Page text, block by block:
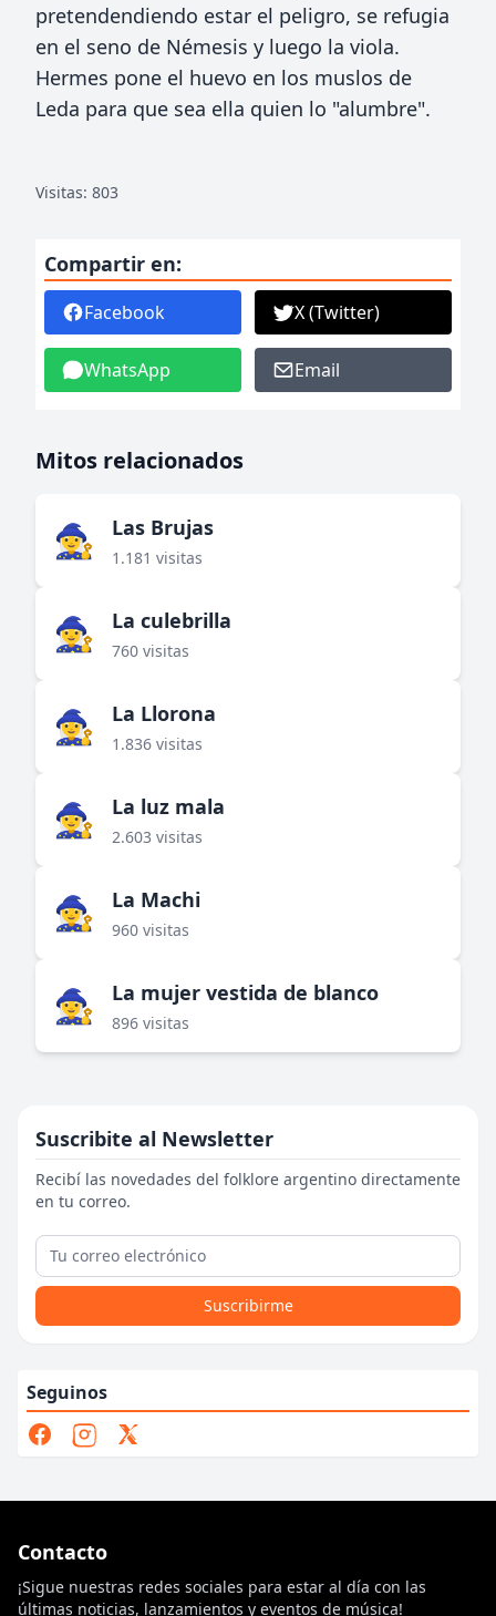
pretendendiendo estar el peligro, se refugia
en el seno de Némesis y luego la viola.
Hermes pone el huevo en los muslos de
Leda para que sea ella quien lo "alumbre".
Visitas: 803
Compartir en:
Facebook X (Twitter)
WhatsApp Email
Mitos relacionados
🧙‍♀️ Las Brujas
1.181 visitas
🧙‍♀️ La culebrilla
760 visitas
🧙‍♀️ La Llorona
1.836 visitas
🧙‍♀️ La luz mala
2.603 visitas
🧙‍♀️ La Machi
960 visitas
🧙‍♀️ La mujer vestida de blanco
896 visitas
Suscribite al Newsletter
Recibí las novedades del folklore argentino directamente
en tu correo.
Suscribirme
Seguinos
Contacto
¡Sigue nuestras redes sociales para estar al día con las
últimas noticias, lanzamientos y eventos de música!